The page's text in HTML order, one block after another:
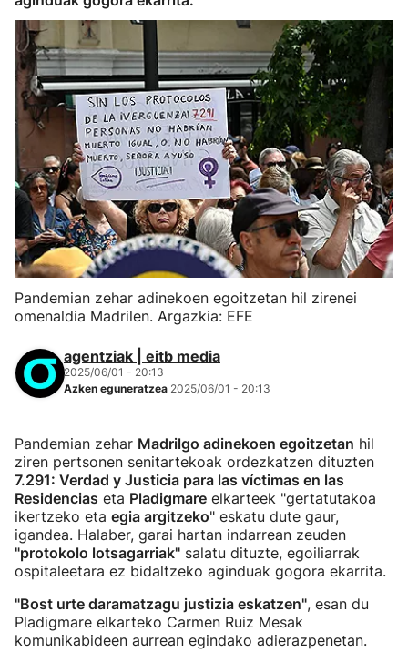
Pandemian zehar adinekoen egoitzetan hil zirenei
omenaldia Madrilen. Argazkia: EFE
agentziak | eitb media
2025/06/01 - 20:13
Azken eguneratzea 2025/06/01 - 20:13
Pandemian zehar Madrilgo adinekoen egoitzetan hil
ziren pertsonen senitartekoak ordezkatzen dituzten
7.291: Verdad y Justicia para las víctimas en las
Residencias eta Pladigmare elkarteek "gertatutakoa
ikertzeko eta egia argitzeko" eskatu dute gaur,
igandea. Halaber, garai hartan indarrean zeuden
"protokolo lotsagarriak" salatu dituzte, egoiliarrak
ospitaleetara ez bidaltzeko aginduak gogora ekarrita.
"Bost urte daramatzagu justizia eskatzen", esan du
Pladigmare elkarteko Carmen Ruiz Mesak
komunikabideen aurrean egindako adierazpenetan.